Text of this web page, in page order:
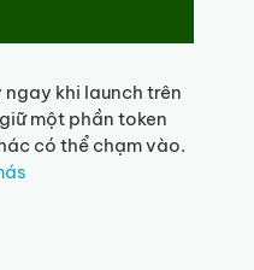
khi launch trên
một phần token
có thể chạm vào.